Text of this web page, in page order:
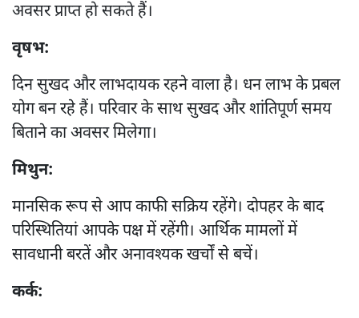
अवसर प्राप्त हो सकते हैं।
वृषभ:
दिन सुखद और लाभदायक रहने वाला है। धन लाभ के प्रबल
योग बन रहे हैं। परिवार के साथ सुखद और शांतिपूर्ण समय
बिताने का अवसर मिलेगा।
मिथुन:
मानसिक रूप से आप काफी सक्रिय रहेंगे। दोपहर के बाद
परिस्थितियां आपके पक्ष में रहेंगी। आर्थिक मामलों में
सावधानी बरतें और अनावश्यक खर्चों से बचें।
कर्क: